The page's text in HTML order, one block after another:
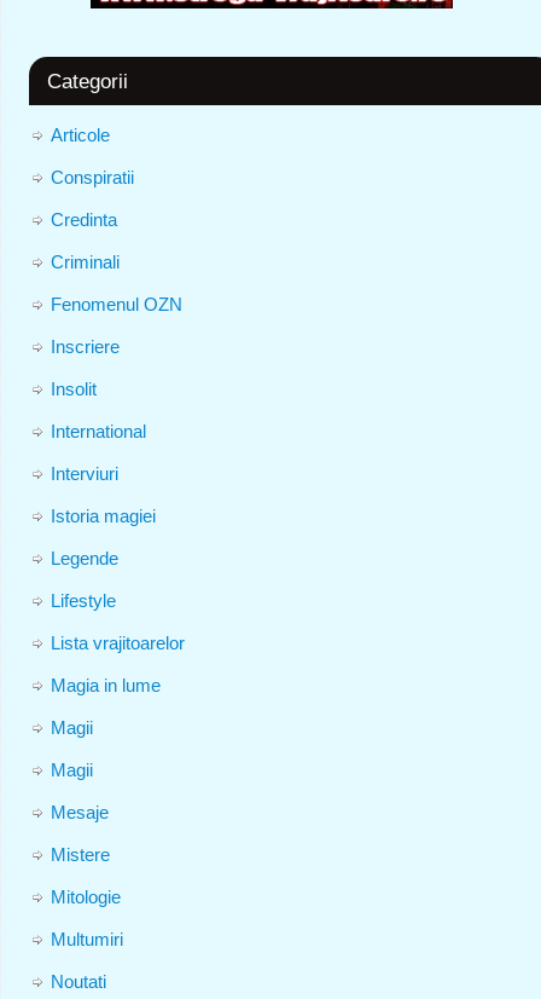
Categorii
Articole
Conspiratii
Credinta
Criminali
Fenomenul OZN
Inscriere
Insolit
International
Interviuri
Istoria magiei
Legende
Lifestyle
Lista vrajitoarelor
Magia in lume
Magii
Magii
Mesaje
Mistere
Mitologie
Multumiri
Noutati